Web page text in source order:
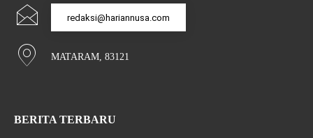
redaksi@hariannusa.com
MATARAM, 83121
BERITA TERBARU